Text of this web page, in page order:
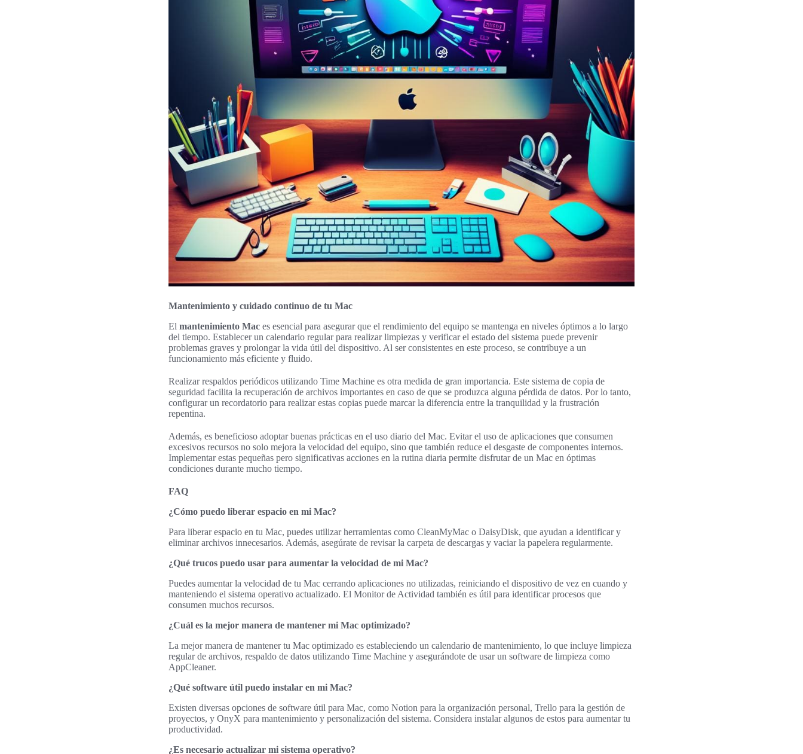
Mantenimiento y cuidado continuo de tu Mac
El mantenimiento Mac es esencial para asegurar que el rendimiento del equipo se mantenga en niveles óptimos a lo largo
del tiempo. Establecer un calendario regular para realizar limpiezas y verificar el estado del sistema puede prevenir
problemas graves y prolongar la vida útil del dispositivo. Al ser consistentes en este proceso, se contribuye a un
funcionamiento más eficiente y fluido.
Realizar respaldos periódicos utilizando Time Machine es otra medida de gran importancia. Este sistema de copia de
seguridad facilita la recuperación de archivos importantes en caso de que se produzca alguna pérdida de datos. Por lo tanto,
configurar un recordatorio para realizar estas copias puede marcar la diferencia entre la tranquilidad y la frustración
repentina.
Además, es beneficioso adoptar buenas prácticas en el uso diario del Mac. Evitar el uso de aplicaciones que consumen
excesivos recursos no solo mejora la velocidad del equipo, sino que también reduce el desgaste de componentes internos.
Implementar estas pequeñas pero significativas acciones en la rutina diaria permite disfrutar de un Mac en óptimas
condiciones durante mucho tiempo.
FAQ
¿Cómo puedo liberar espacio en mi Mac?
Para liberar espacio en tu Mac, puedes utilizar herramientas como CleanMyMac o DaisyDisk, que ayudan a identificar y
eliminar archivos innecesarios. Además, asegúrate de revisar la carpeta de descargas y vaciar la papelera regularmente.
¿Qué trucos puedo usar para aumentar la velocidad de mi Mac?
Puedes aumentar la velocidad de tu Mac cerrando aplicaciones no utilizadas, reiniciando el dispositivo de vez en cuando y
manteniendo el sistema operativo actualizado. El Monitor de Actividad también es útil para identificar procesos que
consumen muchos recursos.
¿Cuál es la mejor manera de mantener mi Mac optimizado?
La mejor manera de mantener tu Mac optimizado es estableciendo un calendario de mantenimiento, lo que incluye limpieza
regular de archivos, respaldo de datos utilizando Time Machine y asegurándote de usar un software de limpieza como
AppCleaner.
¿Qué software útil puedo instalar en mi Mac?
Existen diversas opciones de software útil para Mac, como Notion para la organización personal, Trello para la gestión de
proyectos, y OnyX para mantenimiento y personalización del sistema. Considera instalar algunos de estos para aumentar tu
productividad.
¿Es necesario actualizar mi sistema operativo?